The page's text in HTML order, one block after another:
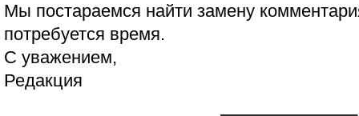
Мы постараемся найти замену
потребуется время.
С уважением,
Редакция